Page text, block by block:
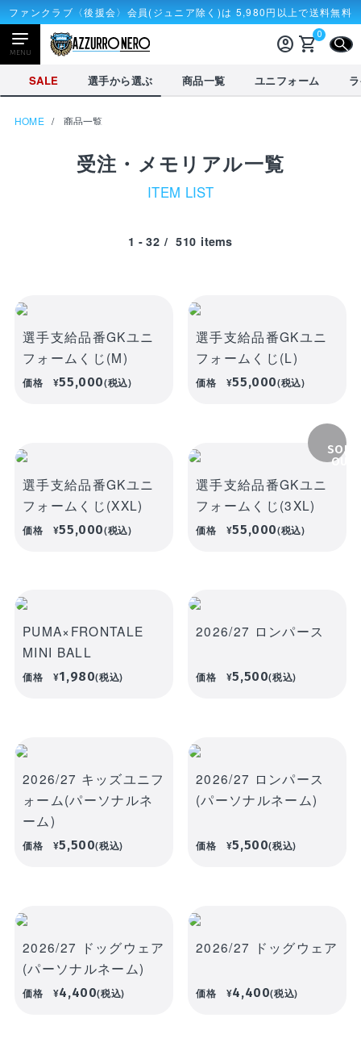
ファンクラブ〈後援会〉会員(ジュニア除く)は 5,980円以上で送料無料
MENU account_circle shopping_cart0
SALE 選手から選ぶ 商品一覧 ユニフォーム
CLOSE
Tシャツ
account_circle ログイン
選手から選ぶ
新着商品
SALE
商品一覧
FP2nd
GK1st
LIMITEDユニフォーム
ライフスタイル
コラボレーション
トラベル
ぬいぐるみ
応援雑貨
生活雑貨(ホーム&キッチン)
DVD・Bluray・書籍
DVD・Blu-ray
書籍
後援会マイページ
ご利用ガイド
お気に入り
CLOSE
HOME 商品一覧
受注・メモリアル一覧
ITEM LIST
1 - 32 / 510 items
選手支給品番GKユニ
フォームくじ(M)
価格 ¥55,000(税込)
選手支給品番GKユニ
フォームくじ(L)
価格 ¥55,000(税込)
選手支給品番GKユニ
フォームくじ(XXL)
価格 ¥55,000(税込)
SOLD
OUT
選手支給品番GKユニ
フォームくじ(3XL)
価格 ¥55,000(税込)
PUMA×FRONTALE
MINI BALL
価格 ¥1,980(税込)
2026/27 ロンパース
価格 ¥5,500(税込)
2026/27 キッズユニフ
ォーム(パーソナルネ
ーム)
価格 ¥5,500(税込)
2026/27 ロンパース
(パーソナルネーム)
価格 ¥5,500(税込)
2026/27 ドッグウェア
(パーソナルネーム)
価格 ¥4,400(税込)
2026/27 ドッグウェア
価格 ¥4,400(税込)